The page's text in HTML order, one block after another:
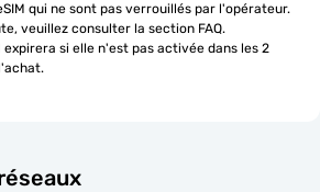
qui ne sont pas verrouillés par l'opérateur.
veuillez consulter la section FAQ.
expirera si elle n'est pas activée dans les 2